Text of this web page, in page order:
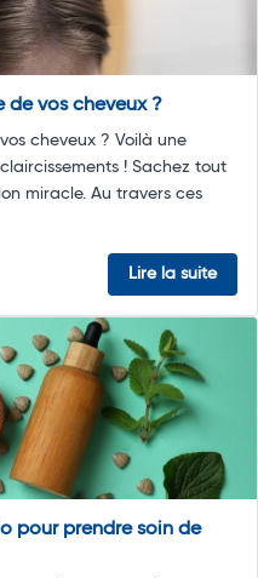
de vos cheveux ?
cheveux ? Voilà une
! Sachez tout
miracle. Au travers ces
Lire la suite
pour prendre soin de